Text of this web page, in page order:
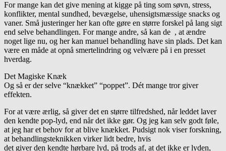
For mange kan det give mening at kigge på ting som søvn, stress,
konflikter, mental sundhed, bevægelse, uhensigtsmæssige snacks og
vaner. Små justeringer her kan ofte gøre en større forskel på lang sigt
end selve behandlingen. For mange andre, så kan de , at ændre
noget lige nu, og her kan manuel behandling have sin plads. Det kan
være en måde at opnå smertelindring og velvære på i en presset
hverdag.
Det Magiske Knæk
Og så er der selve “knækket” “poppet”. Dét mange tror giver
effekten.
For at være ærlig, så giver det en større tilfredshed, når leddet laver
den kendte pop-lyd, end når det ikke gør. Og jeg kan selv godt føle,
at jeg har et behov for at blive knækket. Pudsigt nok viser forskning,
at behandlingsteknikken virker lidt bedre, hvis
det giver den kendte hørbare lyd, på trods af, at det ikke er lyden,